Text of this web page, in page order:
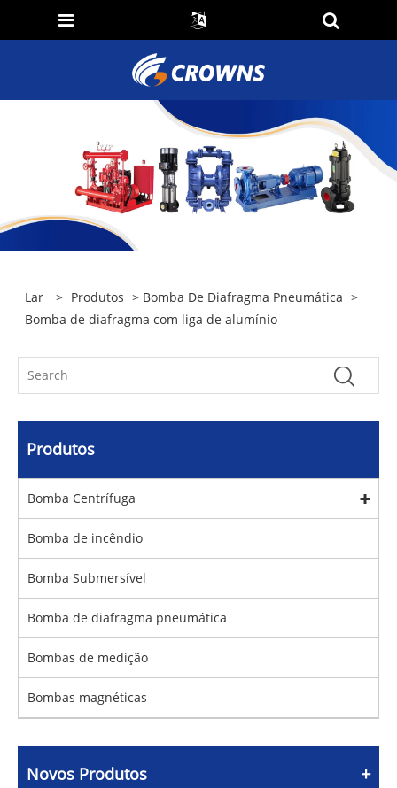
Lar > Produtos > Bomba De Diafragma Pneumática >
Bomba de diafragma com liga de alumínio
Produtos
Bomba Centrífuga
Bomba de incêndio
Bomba Submersível
Bomba de diafragma pneumática
Bombas de medição
Bombas magnéticas
Novos Produtos